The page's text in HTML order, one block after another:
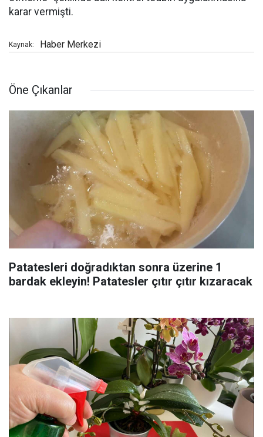
karar vermişti.
Kaynak: Haber Merkezi
Öne Çıkanlar
Patatesleri doğradıktan sonra üzerine 1
bardak ekleyin! Patatesler çıtır çıtır kızaracak